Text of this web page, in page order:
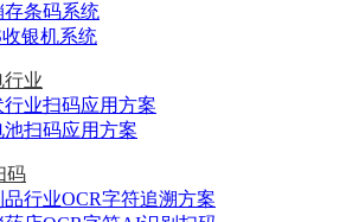
存条码系统
收银机系统
行业
行业扫码应用方案
池扫码应用方案
码
品行业OCR字符追溯方案